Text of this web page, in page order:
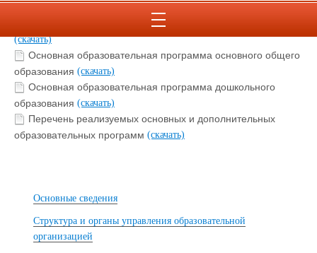
ОСНОВНАЯ ОБРАЗОВАТЕЛЬНАЯ ПРОГРАММА ФГОС НОО
(скачать)
Основная образовательная программа основного общего
образования (скачать)
Основная образовательная программа дошкольного
образования (скачать)
Перечень реализуемых основных и дополнительных
образовательных программ (скачать)
Основные сведения
Структура и органы управления образовательной
организацией